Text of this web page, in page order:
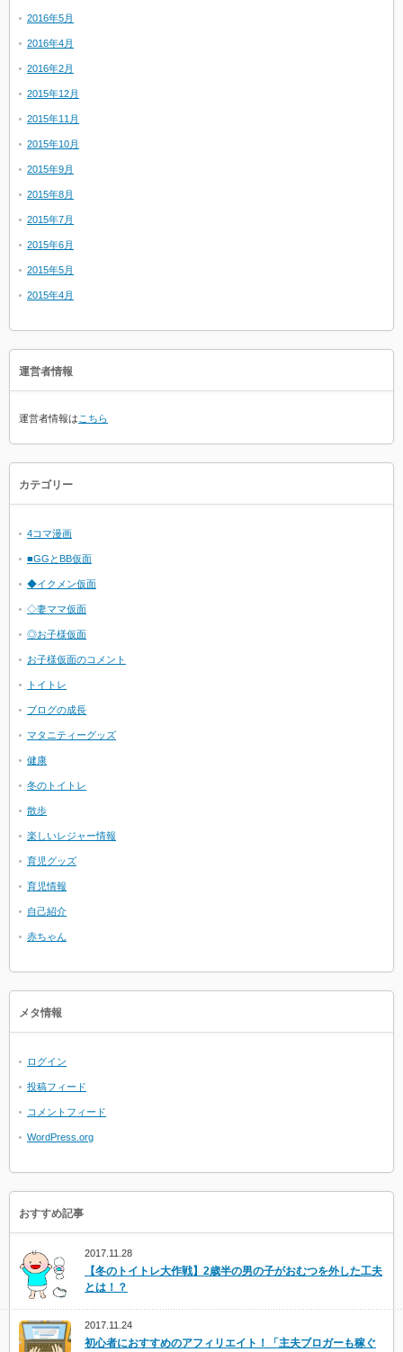
2016年5月
2016年4月
2016年2月
2015年12月
2015年11月
2015年10月
2015年9月
2015年8月
2015年7月
2015年6月
2015年5月
2015年4月
運営者情報
運営者情報は こちら
カテゴリー
4コマ漫画
■GGとBB仮面
◆イクメン仮面
◇妻ママ仮面
◎お子様仮面
お子様仮面のコメント
トイトレ
ブログの成長
マタニティーグッズ
健康
冬のトイトレ
散歩
楽しいレジャー情報
育児グッズ
育児情報
自己紹介
赤ちゃん
メタ情報
ログイン
投稿フィード
コメントフィード
WordPress.org
おすすめ記事
2017.11.28
【冬のトイトレ大作戦】2歳半の男の子がおむつを外した工夫
とは！？
2017.11.24
初心者におすすめのアフィリエイト！「主夫ブロガーも稼ぐ